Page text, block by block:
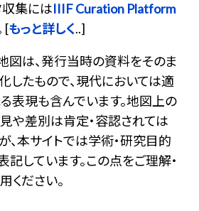
収集にはIIIF Curation Platform
[もっと詳しく..]
図は、発行当時の資料をそのま
したもので、現代においては適
表現も含んでいます。地図上の
や差別は肯定・容認されては
、本サイトでは学術・研究目的
記しています。この点をご理解・
ください。